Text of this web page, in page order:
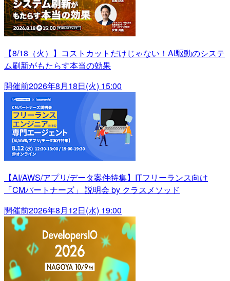
【8/18（火）】コストカットだけじゃない！AI駆動のシステ
ム刷新がもたらす本当の効果
開催前2026年8月18日(火) 15:00
【AI/AWS/アプリ/データ案件特集】ITフリーランス向け
「CMパートナーズ」 説明会 by クラスメソッド
開催前2026年8月12日(水) 19:00